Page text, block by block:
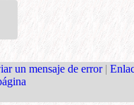
un mensaje de error |